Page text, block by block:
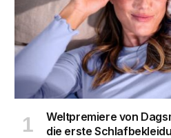
Weltpremiere von
die erste